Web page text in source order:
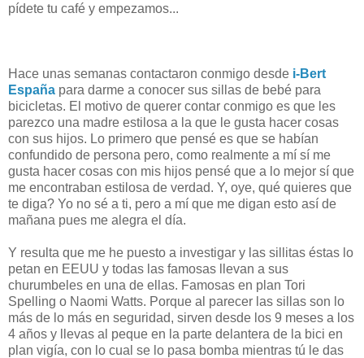
pídete tu café y empezamos...
Hace unas semanas contactaron conmigo desde i-Bert
España para darme a conocer sus sillas de bebé para
bicicletas. El motivo de querer contar conmigo es que les
parezco una madre estilosa a la que le gusta hacer cosas
con sus hijos. Lo primero que pensé es que se habían
confundido de persona pero, como realmente a mí sí me
gusta hacer cosas con mis hijos pensé que a lo mejor sí que
me encontraban estilosa de verdad. Y, oye, qué quieres que
te diga? Yo no sé a ti, pero a mí que me digan esto así de
mañana pues me alegra el día.
Y resulta que me he puesto a investigar y las sillitas éstas lo
petan en EEUU y todas las famosas llevan a sus
churumbeles en una de ellas. Famosas en plan Tori
Spelling o Naomi Watts. Porque al parecer las sillas son lo
más de lo más en seguridad, sirven desde los 9 meses a los
4 años y llevas al peque en la parte delantera de la bici en
plan vigía, con lo cual se lo pasa bomba mientras tú le das